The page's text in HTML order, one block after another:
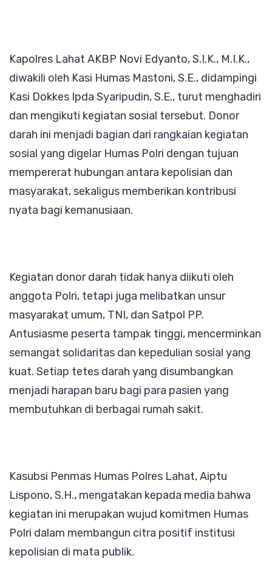
Kapolres Lahat AKBP Novi Edyanto, S.I.K., M.I.K.,
diwakili oleh Kasi Humas Mastoni, S.E., didampingi
Kasi Dokkes Ipda Syaripudin, S.E., turut menghadiri
dan mengikuti kegiatan sosial tersebut. Donor
darah ini menjadi bagian dari rangkaian kegiatan
sosial yang digelar Humas Polri dengan tujuan
mempererat hubungan antara kepolisian dan
masyarakat, sekaligus memberikan kontribusi
nyata bagi kemanusiaan.
Kegiatan donor darah tidak hanya diikuti oleh
anggota Polri, tetapi juga melibatkan unsur
masyarakat umum, TNI, dan Satpol PP.
Antusiasme peserta tampak tinggi, mencerminkan
semangat solidaritas dan kepedulian sosial yang
kuat. Setiap tetes darah yang disumbangkan
menjadi harapan baru bagi para pasien yang
membutuhkan di berbagai rumah sakit.
Kasubsi Penmas Humas Polres Lahat, Aiptu
Lispono, S.H., mengatakan kepada media bahwa
kegiatan ini merupakan wujud komitmen Humas
Polri dalam membangun citra positif institusi
kepolisian di mata publik.